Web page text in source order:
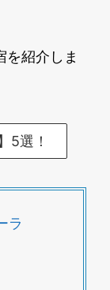
を紹介しま
5選！
ラ